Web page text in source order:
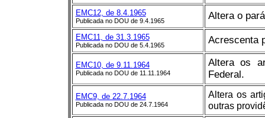
EMC12, de 8.4.1965
Publicada no DOU de 9.4.1965 Altera o
EMC11, de 31.3.1965
Publicada no DOU de 5.4.1965 Acrescenta
EMC10, de 9.11.1964
Publicada no DOU de 11.11.1964
Altera os
Federal.
EMC9, de 22.7.1964
Publicada no DOU de 24.7.1964
Altera os
outras